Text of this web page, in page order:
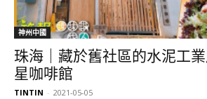
神州中國
珠海｜藏於舊社區的水泥工
星咖啡館
TINTIN - 2021-05-05